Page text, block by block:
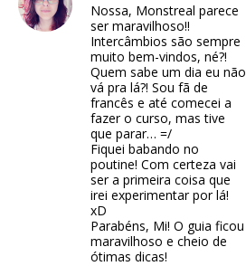
Nossa, Monstreal parece
ser maravilhoso!!
Intercâmbios são sempre
muito bem-vindos, né?!
Quem sabe um dia eu não
vá pra lá?! Sou fã de
francês e até comecei a
fazer o curso, mas tive
que parar… =/
Fiquei babando no
poutine! Com certeza vai
ser a primeira coisa que
irei experimentar por lá!
xD
Parabéns, Mi! O guia ficou
maravilhoso e cheio de
ótimas dicas!